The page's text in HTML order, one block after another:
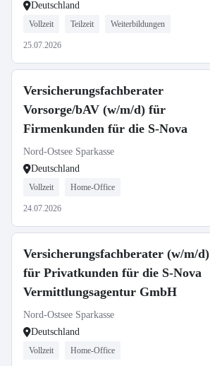
Deutschland
Vollzeit Teilzeit Weiterbildungen
25.07.2026
Versicherungsfachberater
Vorsorge/bAV (w/m/d) für
Firmenkunden für die S-Nova
Nord-Ostsee Sparkasse
Deutschland
Vollzeit Home-Office
24.07.2026
Versicherungsfachberater (w/m/d)
für Privatkunden für die S-Nova
Vermittlungsagentur GmbH
Nord-Ostsee Sparkasse
Deutschland
Vollzeit Home-Office